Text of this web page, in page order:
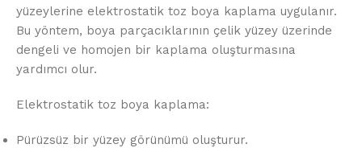
yüzeylerine elektrostatik toz boya kaplama uygulanır.
Bu yöntem, boya parçacıklarının çelik yüzey üzerinde
dengeli ve homojen bir kaplama oluşturmasına
yardımcı olur.
Elektrostatik toz boya kaplama:
Pürüzsüz bir yüzey görünümü oluşturur.